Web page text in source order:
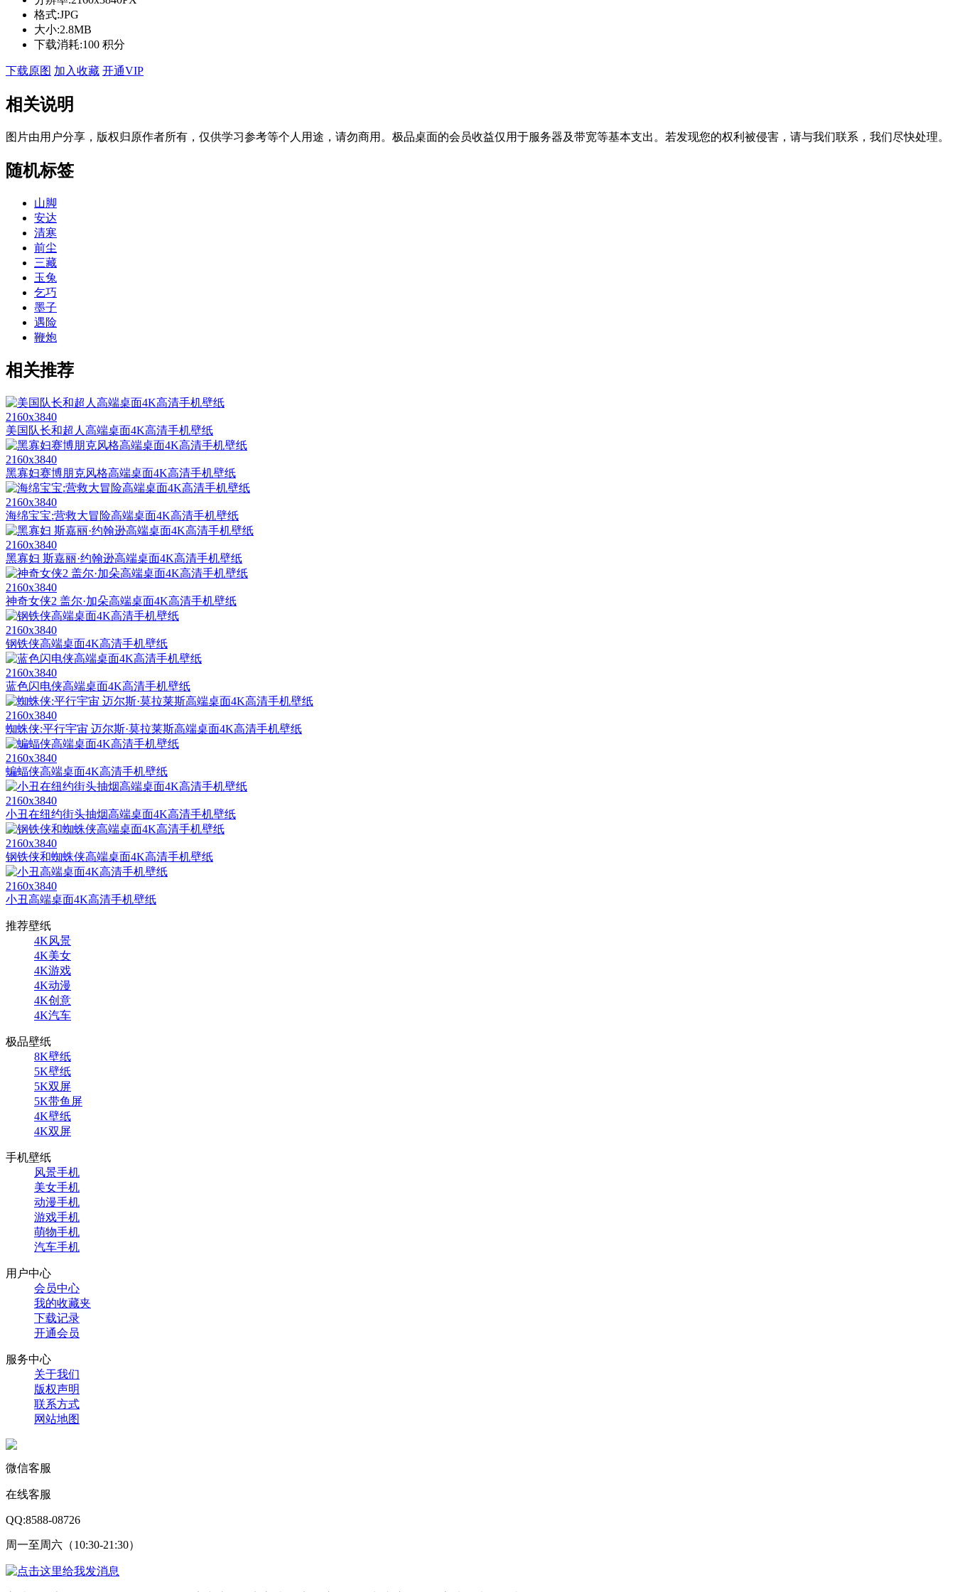
格式:JPG
大小:2.8MB
下载消耗:100 积分
下载原图 加入收藏 开通VIP
相关说明
图片由用户分享，版权归原作者所有，仅供学习参考等个人用途，请勿商用。极品桌面的会员收益仅用于服务器及带宽等基本支出。若发现您的权利被侵害，请与我们联系，我们尽快处理。
随机标签
山脚
安达
清寒
前尘
三藏
玉兔
乞巧
墨子
遇险
鞭炮
相关推荐
2160x3840
美国队长和超人高端桌面4K高清手机壁纸
2160x3840
黑寡妇赛博朋克风格高端桌面4K高清手机壁纸
2160x3840
海绵宝宝:营救大冒险高端桌面4K高清手机壁纸
2160x3840
黑寡妇 斯嘉丽·约翰逊高端桌面4K高清手机壁纸
2160x3840
神奇女侠2 盖尔·加朵高端桌面4K高清手机壁纸
2160x3840
钢铁侠高端桌面4K高清手机壁纸
2160x3840
蓝色闪电侠高端桌面4K高清手机壁纸
2160x3840
蜘蛛侠:平行宇宙 迈尔斯·莫拉莱斯高端桌面4K高清手机壁纸
2160x3840
蝙蝠侠高端桌面4K高清手机壁纸
2160x3840
小丑在纽约街头抽烟高端桌面4K高清手机壁纸
2160x3840
钢铁侠和蜘蛛侠高端桌面4K高清手机壁纸
2160x3840
小丑高端桌面4K高清手机壁纸
推荐壁纸
4K风景
4K美女
4K游戏
4K动漫
4K创意
4K汽车
极品壁纸
8K壁纸
5K壁纸
5K双屏
5K带鱼屏
4K壁纸
4K双屏
手机壁纸
风景手机
美女手机
动漫手机
游戏手机
萌物手机
汽车手机
用户中心
会员中心
我的收藏夹
下载记录
开通会员
服务中心
关于我们
版权声明
联系方式
网站地图
微信客服
在线客服
QQ:8588-08726
周一至周六（10:30-21:30）